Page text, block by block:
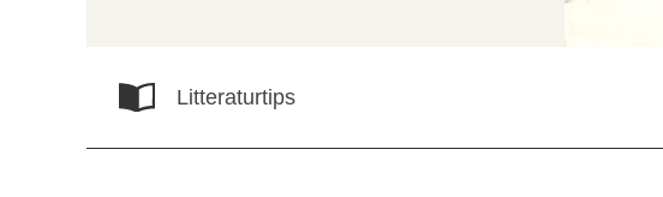
Litteraturtips